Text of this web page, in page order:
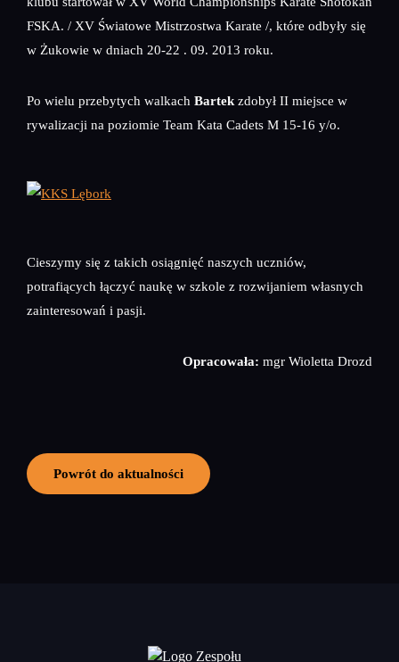
FSKA. / XV Światowe Mistrzostwa Karate /, które odbyły się
w Żukowie w dniach 20-22 . 09. 2013 roku.
Po wielu przebytych walkach Bartek zdobył II miejsce w
rywalizacji na poziomie Team Kata Cadets M 15-16 y/o.
Cieszymy się z takich osiągnięć naszych uczniów,
potrafiących łączyć naukę w szkole z rozwijaniem własnych
zainteresowań i pasji.
Opracowała: mgr Wioletta Drozd
Powrót do aktualności